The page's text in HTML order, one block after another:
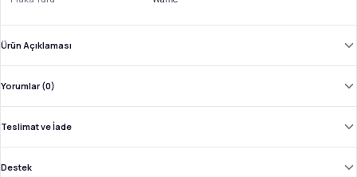
Ürün Açıklaması
Yorumlar (0)
Teslimat ve İade
Destek